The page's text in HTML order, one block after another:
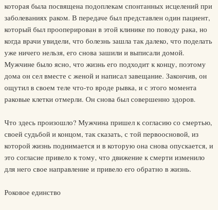
кото­рая была посвящена подоплекам спонтанных исцелений при
заболеваниях раком. В передаче был представлен один пациент,
который был проопери­рован в этой клинике по поводу рака, но
когда врачи увидели, что болезнь зашла так далеко, что поделать
уже ничего нельзя, его снова зашили и выпи­сали домой.
Мужчине было ясно, что жизнь его подходит к концу, поэтому
дома он сел вместе с женой и написал завещание. Закончив, он
ощутил в своем теле что-то вроде рывка, и с этого момента
раковые клетки отмерли. Он снова был совершенно здоров.
Что здесь произошло? Мужчина пришел к согласию со смертью,
своей судьбой и концом, так сказать, с той первоосновой, из
которой жизнь под­нимается и в которую она снова опускается, и
это согласие привело к тому, что движение к смерти изменило
для него свое направление и привело его обратно в жизнь.
Роковое единство